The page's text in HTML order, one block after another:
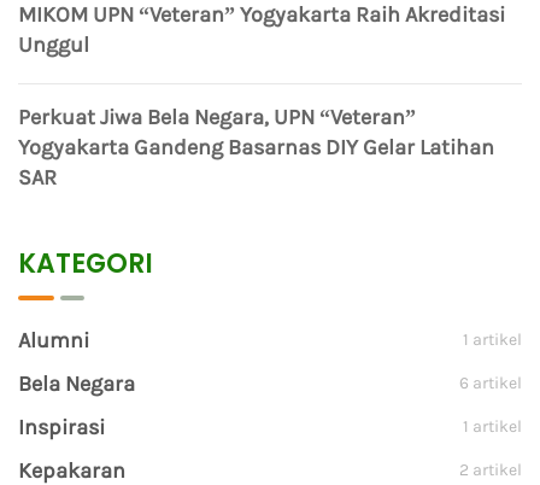
MIKOM UPN “Veteran” Yogyakarta Raih Akreditasi
Unggul
Perkuat Jiwa Bela Negara, UPN “Veteran”
Yogyakarta Gandeng Basarnas DIY Gelar Latihan
SAR
KATEGORI
Alumni 1 artikel
Bela Negara 6 artikel
Inspirasi 1 artikel
Kepakaran 2 artikel